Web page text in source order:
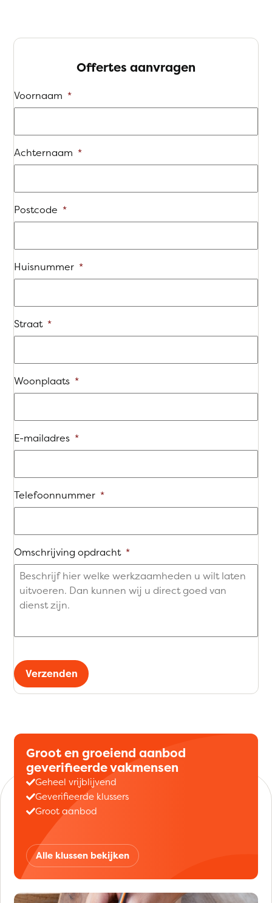
Offertes aanvragen
Voornaam *
Achternaam *
Postcode *
Huisnummer *
Straat *
Woonplaats *
E-mailadres *
Telefoonnummer *
Omschrijving opdracht *
Verzenden
Groot en groeiend aanbod
geverifieerde vakmensen
Geheel vrijblijvend
Geverifieerde klussers
Groot aanbod
Alle klussen bekijken